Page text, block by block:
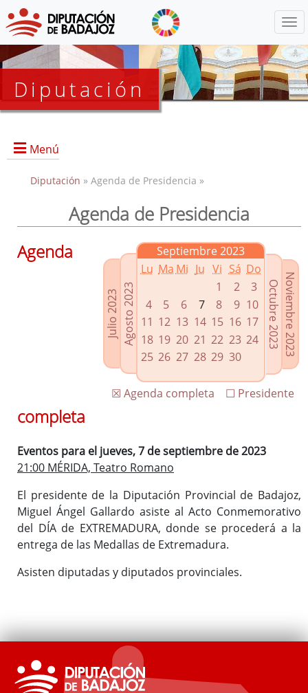
Diputación
Menú
Presidencia
Grupos Políticos
Enlaces relacionados
Agenda de Presidencia
Plenos provinciales y Juntas de gobierno
Oficina de Proyectos Europeos
Diputación » Agenda de Presidencia »
Agenda de Presidencia
Julio 2023Agosto 2023
Septiembre 2023
Lu Ma Mi Ju Vi Sá Do
1
2
3
4
5 6 7 8 9 10
11 12 13 14 15 16 17
18 19 20 21 22 23 24
25 26 27 28 29 30
Noviembre 2023
Octubre 2023
☐ Presidente
☒ Agenda completa
Agenda
completa
Eventos para el jueves, 7 de septiembre de 2023
21:00 MÉRIDA, Teatro Romano
El presidente de la Diputación Provincial de Badajoz,
Miguel Ángel Gallardo asiste al Acto Conmemorativo
del DÍA de EXTREMADURA, donde se procederá a la
entrega de las Medallas de Extremadura.
Asisten diputadas y diputados provinciales.